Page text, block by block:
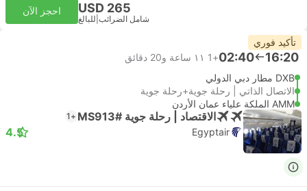
USD 265
شامل الضرائب للبالغ
احجز الآن
تأكيد فوري
16:20
02:40
+1
١١ ساعة و‫20 دقائق
DXB مطار دبي الدولي
الاتصال الذاتي | رحلة جوية+رحلة جوية
AMM الملكة علياء عمان الأردن
الاقتصاد | رحلة جوية #MS913 +1
Egyptair
4.5